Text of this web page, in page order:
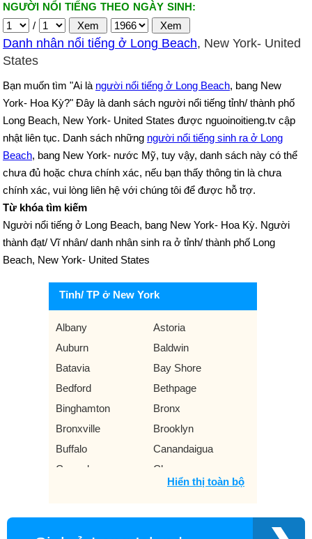
NGƯỜI NỔI TIẾNG THEO NGÀY SINH:
/
Danh nhân nổi tiếng ở Long Beach, New York- United
States
Bạn muốn tìm "Ai là người nổi tiếng ở Long Beach, bang New
York- Hoa Kỳ?" Đây là danh sách người nổi tiếng tỉnh/ thành phố
Long Beach, New York- United States được nguoinoitieng.tv cập
nhật liên tục. Danh sách những người nổi tiếng sinh ra ở Long
Beach, bang New York- nước Mỹ, tuy vậy, danh sách này có thể
chưa đủ hoặc chưa chính xác, nếu bạn thấy thông tin là chưa
chính xác, vui lòng liên hệ với chúng tôi để được hỗ trợ.
Từ khóa tìm kiếm
Người nổi tiếng ở Long Beach, bang New York- Hoa Kỳ. Người
thành đạt/ Vĩ nhân/ danh nhân sinh ra ở tỉnh/ thành phố Long
Beach, New York- United States
Tỉnh/ TP ở New York
Albany
Astoria
Auburn
Baldwin
Batavia
Bay Shore
Bedford
Bethpage
Binghamton
Bronx
Bronxville
Brooklyn
Buffalo
Canandaigua
Carmel
Chappaqua
East Meadow
Hiển thị toàn bộ